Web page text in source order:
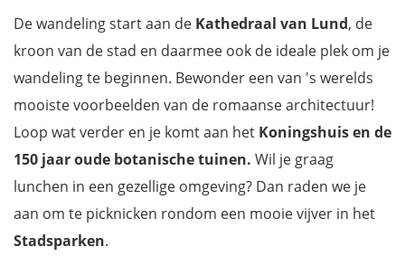
De wandeling start aan de Kathedraal van Lund, de
kroon van de stad en daarmee ook de ideale plek om je
wandeling te beginnen. Bewonder een van 's werelds
mooiste voorbeelden van de romaanse architectuur!
Loop wat verder en je komt aan het Koningshuis en de
150 jaar oude botanische tuinen. Wil je graag
lunchen in een gezellige omgeving? Dan raden we je
aan om te picknicken rondom een mooie vijver in het
Stadsparken.